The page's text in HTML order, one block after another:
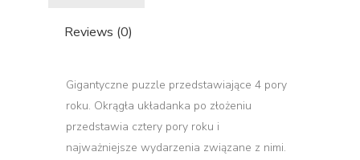
Reviews (0)
Gigantyczne puzzle przedstawiające 4 pory
roku. Okrągła układanka po złożeniu
przedstawia cztery pory roku i
najważniejsze wydarzenia związane z nimi.